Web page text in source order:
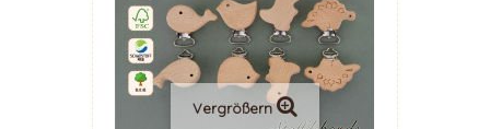
Vergrößern